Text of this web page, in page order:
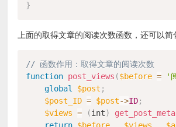
}
上面的取得文章的阅读次数函数，还可以简
// 函数作用：取得文章的阅读次数
function post_views ($before = '
global
$post ;
$post_ID = $post->ID;
$views = (int) get_post_meta